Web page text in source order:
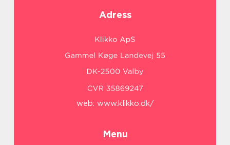
Adress
web: www.klikko.dk/
Menu